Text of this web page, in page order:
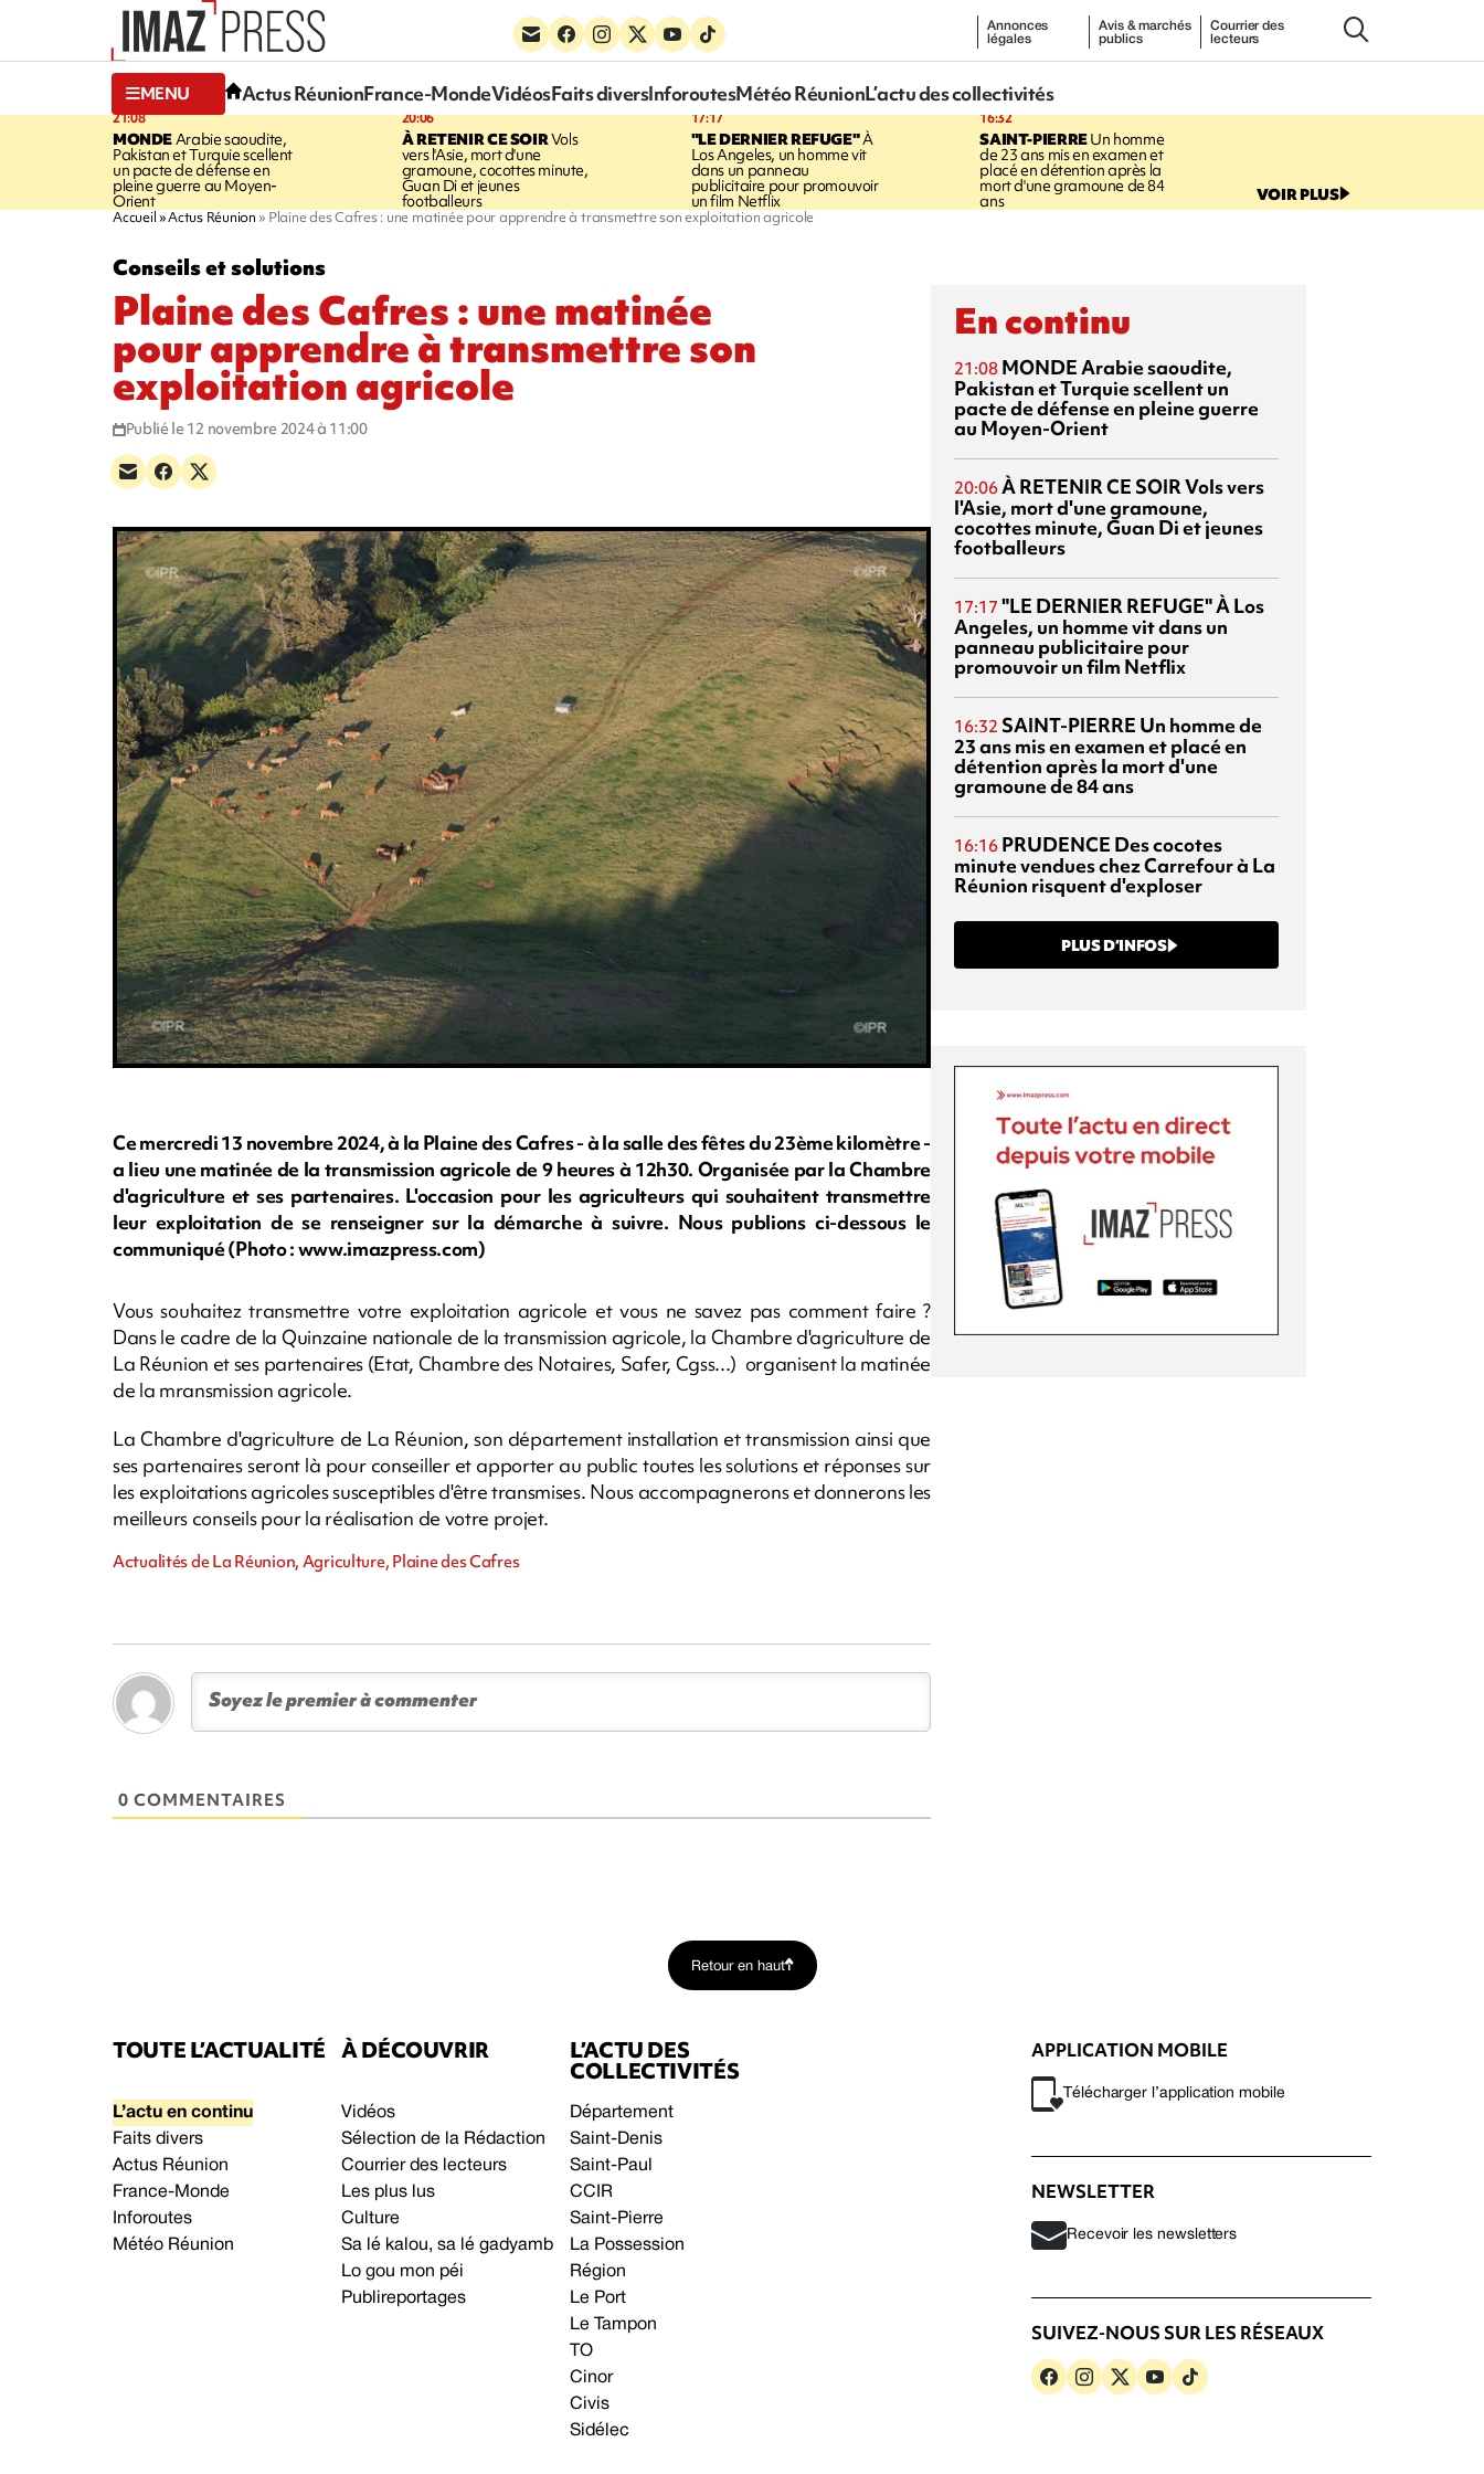
Annonces
légales
Avis & marchés
publics
Courrier des
lecteurs
MENU Actus RéunionFrance-MondeVidéosFaits diversInforoutesMétéo RéunionL’actu des collectivités
21:08
MONDE Arabie saoudite,
Pakistan et Turquie scellent
un pacte de défense en
pleine guerre au Moyen-
Orient
20:06
À RETENIR CE SOIRVols
vers l'Asie, mort d'une
gramoune, cocottes minute,
Guan Di et jeunes
footballeurs
17:17
"LE DERNIER REFUGE"À
Los Angeles, un homme vit
dans un panneau
publicitaire pour promouvoir
un film Netflix
16:32
SAINT-PIERREUn homme
de 23 ans mis en examen et
placé en détention après la
mort d'une gramoune de 84
ans VOIR PLUS
Accueil Actus Réunion Plaine des Cafres : une matinée pour apprendre à transmettre son exploitation agricole
Conseils et solutions
Plaine des Cafres : une matinée
pour apprendre à transmettre son
exploitation agricole
Publié le 12 novembre 2024 à 11:00
Ce mercredi 13 novembre 2024, à la Plaine des Cafres - à la salle des fêtes du 23ème kilomètre -
a lieu une matinée de la transmission agricole de 9 heures à 12h30. Organisée par la Chambre
d'agriculture et ses partenaires. L'occasion pour les agriculteurs qui souhaitent transmettre
leur exploitation de se renseigner sur la démarche à suivre. Nous publions ci-dessous le
communiqué (Photo : www.imazpress.com)
Vous souhaitez transmettre votre exploitation agricole et vous ne savez pas comment faire ?
Dans le cadre de la Quinzaine nationale de la transmission agricole, la Chambre d'agriculture de
La Réunion et ses partenaires (Etat, Chambre des Notaires, Safer, Cgss...) organisent la matinée
de la mransmission agricole.
La Chambre d'agriculture de La Réunion, son département installation et transmission ainsi que
ses partenaires seront là pour conseiller et apporter au public toutes les solutions et réponses sur
les exploitations agricoles susceptibles d'être transmises. Nous accompagnerons et donnerons les
meilleurs conseils pour la réalisation de votre projet.
Actualités de La Réunion, Agriculture, Plaine des Cafres
0 COMMENTAIRES
En continu
21:08 MONDEArabie saoudite,
Pakistan et Turquie scellent un
pacte de défense en pleine guerre
au Moyen-Orient
20:06À RETENIR CE SOIRVols vers
l'Asie, mort d'une gramoune,
cocottes minute, Guan Di et jeunes
footballeurs
17:17 "LE DERNIER REFUGE"À Los
Angeles, un homme vit dans un
panneau publicitaire pour
promouvoir un film Netflix
16:32 SAINT-PIERRE Un homme de
23 ans mis en examen et placé en
détention après la mort d'une
gramoune de 84 ans
16:16 PRUDENCE Des cocotes
minute vendues chez Carrefour à La
Réunion risquent d'exploser
PLUS D’INFOS
Retour en haut
TOUTE L’ACTUALITÉ
L’actu en continu
Faits divers
Actus Réunion
France-Monde
Inforoutes
Météo Réunion
À DÉCOUVRIR
Vidéos
Sélection de la Rédaction
Courrier des lecteurs
Les plus lus
Culture
Sa lé kalou, sa lé gadyamb
Lo gou mon péi
Publireportages
L’ACTU DES
COLLECTIVITÉS
Département
Saint-Denis
Saint-Paul
CCIR
Saint-Pierre
La Possession
Région
Le Port
Le Tampon
TO
Cinor
Civis
Sidélec
APPLICATION MOBILE
Télécharger l’application mobile
NEWSLETTER
Recevoir les newsletters
SUIVEZ-NOUS SUR LES RÉSEAUX